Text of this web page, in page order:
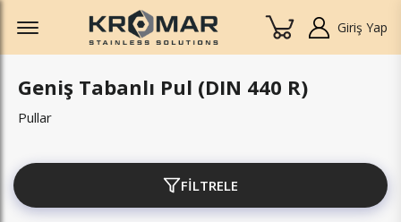
Offcanvas Menu Open
Giriş Yap
Geniş Tabanlı Pul (DIN 440 R)
Pullar
FİLTRELE